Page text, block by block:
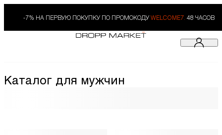
-7% НА ПЕРВУЮ ПОКУПКУ ПО ПРОМОКОДУ WELCOME7. 48 ЧАСОВ
Каталог для мужчин